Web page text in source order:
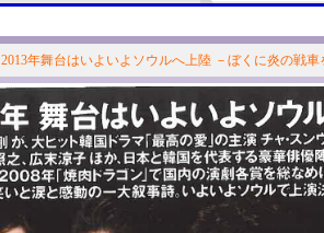
2013年舞台はいよいよソウルへ上陸 －ぼくに炎の戦車